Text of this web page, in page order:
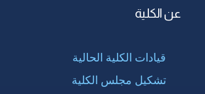
عن الكلية
قيادات الكلية الحالية
تشكيل مجلس الكلية